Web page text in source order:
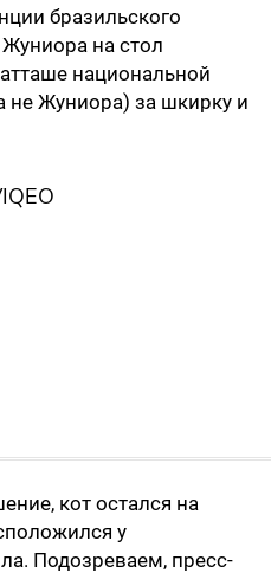
бразильского
на стол
национальной
не Жуниора) за шкирку и
кот остался на
у
Подозреваем, пресс-